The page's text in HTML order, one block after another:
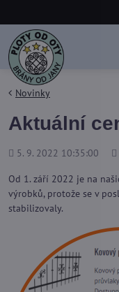
Novinky
Aktuální
Přidáno
5. 9. 2022 10:35:00
Od 1. září 2022 je na
výrobků, protože se v
stabilizovaly.